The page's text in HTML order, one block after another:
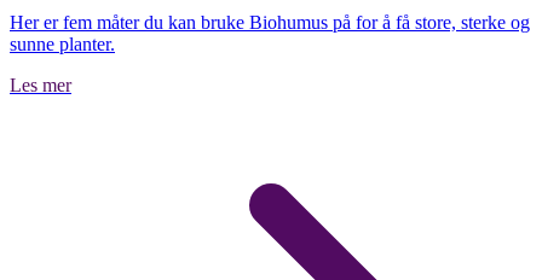
Her er fem måter du kan bruke Biohumus på for å få store, sterke og
sunne planter.
Les mer